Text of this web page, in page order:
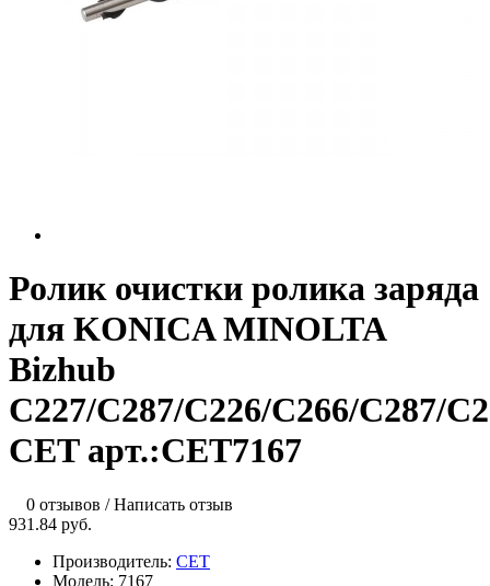
Ролик очистки ролика заряда
для KONICA MINOLTA
Bizhub
C227/C287/C226/C266/C287/
CET арт.:CET7167
0 отзывов /Написать отзыв
931.84 руб.
Производитель: CET
Модель: 7167